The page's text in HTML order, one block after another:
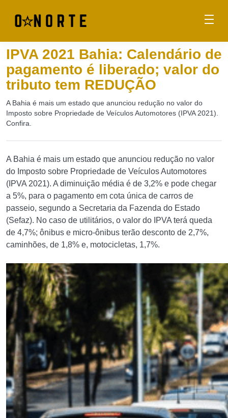
IPVA 2021 Bahia: Calendário de
pagamento é liberado; valor do
tributo tem REDUÇÃO
A Bahia é mais um estado que anunciou redução no valor do
Imposto sobre Propriedade de Veículos Automotores (IPVA 2021).
Confira.
A Bahia é mais um estado que anunciou redução no valor
do Imposto sobre Propriedade de Veículos Automotores
(IPVA 2021). A diminuição média é de 3,2% e pode chegar
a 5%, para o pagamento em cota única de carros de
passeio, segundo a Secretaria da Fazenda do Estado
(Sefaz). No caso de utilitários, o valor do IPVA terá queda
de 4,7%; ônibus e micro-ônibus terão desconto de 2,7%,
caminhões, de 1,8% e, motocicletas, 1,7%.